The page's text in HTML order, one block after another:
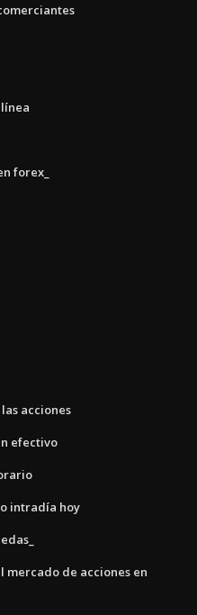
forex_
acciones
efectivo
intradía hoy
mercado de acciones en